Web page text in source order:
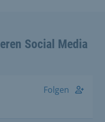
Social Media
Folgen